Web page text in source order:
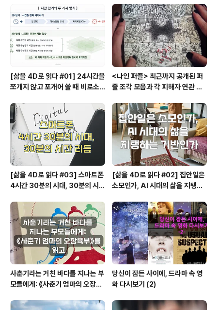
콤한 양념이 특색인 시그니처 치킨을 먹으면서 시간을 보
낸다. 공만치킨은 공들여만든치킨이라는 뜻이라고 한다.
공만치킨은 오미치킨이라고 교촌치킨처럼 얇은 튀김옷에
특유 소스르 바른 양념 치킨이 메인이다...
[삶을 4D로 읽다 #01] 24시간을
쪼개지 않고 포개어 쓸 때 비로소
<나인 퍼즐> 최근까지 공개된 퍼
즐 조각 모음과 각 피해자 연관 관
[삶을 4D로 읽다 #03] 스마트폰
4시간 30분의 시대, 30분의 시간
[삶을 4D로 읽다 #02] 집안일은
소모인가, AI 시대의 삶을 지탱하
사춘기라는 거친 바다를 지나는 부
모들에게: 《사춘기 엄마의 오장육
당신이 잠든 사이에, 드라마 속 영
화 다시보기 (2)